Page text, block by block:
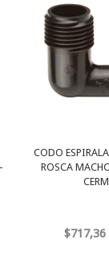
CODO
ROSCA
$717,36